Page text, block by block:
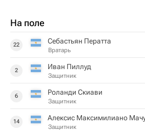
На поле
22 Себастьян Ператта
Вратарь
2 Иван Пиллуд
Защитник
6 Роланди Скиави
Защитник
14 Алексис Максимилиано
Защитник